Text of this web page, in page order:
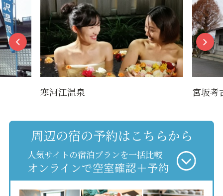
寒河江温泉 宮坂考
周辺の宿の予約はこちらから
人気サイトの宿泊プランを一括比較
オンラインで空室確認＋予約